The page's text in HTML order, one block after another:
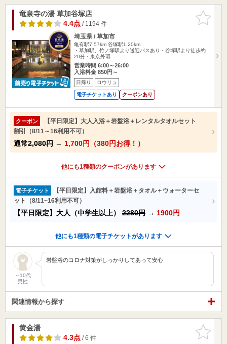
お気に入
りに追加
竜泉寺の湯 草加谷塚店
4.4点/ 1194 件
埼玉県 / 草加市
亀有駅7.57km 谷塚駅1.20km
・草加駅、竹ノ塚駅より送迎バスあり・谷塚駅より徒歩約
20分・東京外環…
営業時間 6:00～26:00
入浴料金 850円～
日帰り ロウリュ
電子チケットあり クーポンあり
クーポン
【平日限定】大人入浴＋岩盤浴＋レンタルタオルセット
割引（8/11～16利用不可）
通常2,080円 → 1,700円（380円お得！）
他にも1種類のクーポンがあります
電子チケット
【平日限定】入館料＋岩盤浴＋タオル＋ウォーターセ
ット（8/11~16利用不可）
【平日限定】大人（中学生以上） 2280円 → 1900円
他にも1種類の電子チケットがあります
～10代
男性
岩盤浴のコロナ対策がしっかりしてあって安心
関連情報から探す
お気に入
りに追加
黄金湯
4.3点/ 6 件